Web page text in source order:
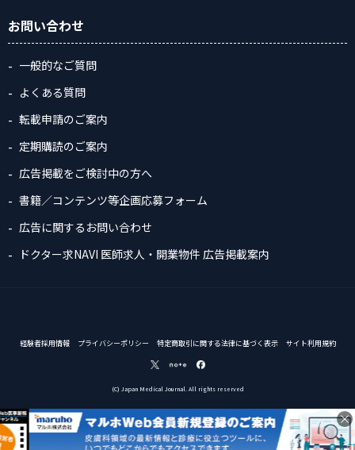
お問い合わせ
一般的なご質問
よくある質問
転載申請のご案内
定期購読のご案内
広告掲載をご検討中の方へ
書籍／コンテンツ等企画応募フォーム
広告に関するお問い合わせ
ドクター求NAVI 医師求人・開業物件 広告掲載案内
経験者採用情報 プライバシーポリシー 特定商取引に関する法律に基づく表示 サイト利用規約
(C) Japan Medical Journal. All rights reserved